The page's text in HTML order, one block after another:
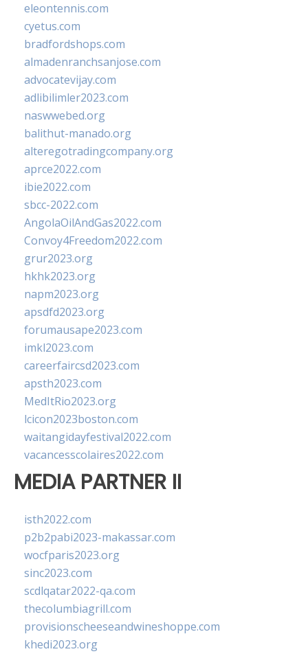
eleontennis.com
cyetus.com
bradfordshops.com
almadenranchsanjose.com
advocatevijay.com
adlibilimler2023.com
naswwebed.org
balithut-manado.org
alteregotradingcompany.org
aprce2022.com
ibie2022.com
sbcc-2022.com
AngolaOilAndGas2022.com
Convoy4Freedom2022.com
grur2023.org
hkhk2023.org
napm2023.org
apsdfd2023.org
forumausape2023.com
imkl2023.com
careerfaircsd2023.com
apsth2023.com
MedItRio2023.org
lcicon2023boston.com
waitangidayfestival2022.com
vacancesscolaires2022.com
MEDIA PARTNER II
isth2022.com
p2b2pabi2023-makassar.com
wocfparis2023.org
sinc2023.com
scdlqatar2022-qa.com
thecolumbiagrill.com
provisionscheeseandwineshoppe.com
khedi2023.org